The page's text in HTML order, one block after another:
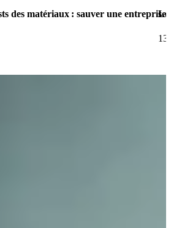
des matériaux : sauver une entrepriseLe
13